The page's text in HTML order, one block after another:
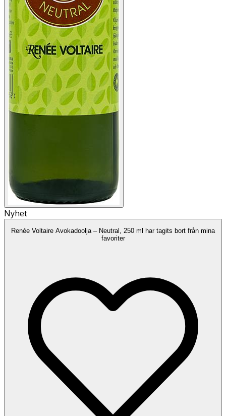
Nyhet
Renée Voltaire Avokadoolja – Neutral, 250 ml har tagits bort från mina
favoriter